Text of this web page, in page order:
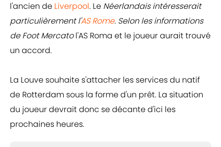
l'ancien de Liverpool. Le Néerlandais intéresserait
particulièrement l'AS Rome. Selon les informations
de Foot Mercatol'AS Roma et le joueur aurait trouvé
un accord.
La Louve souhaite s'attacher les services du natif
de Rotterdam sous la forme d'un prêt. La situation
du joueur devrait donc se décante d'ici les
prochaines heures.